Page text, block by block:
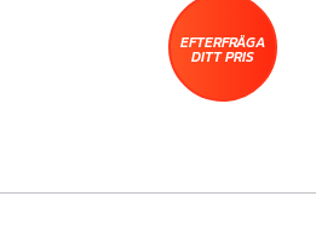
EFTERFRÅGA
DITT PRIS